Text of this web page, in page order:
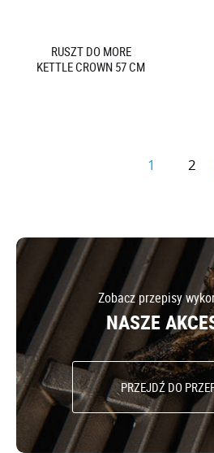
RUSZT DO MORE
KETTLE CROWN 57 CM
1 2
Zobacz przepisy
NASZE
PRZEJDŹ DO